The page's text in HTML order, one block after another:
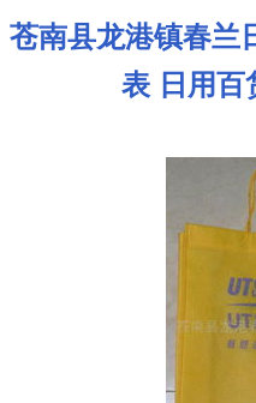
苍南县龙港镇春兰
表 日用百